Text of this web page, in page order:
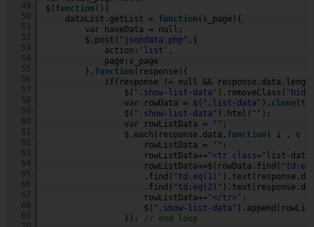
49
50
51
52
53
54
55
56
57
58
59
60
61
62
63
64
65
66
67
68
69
$( function (){
dataList.getList = function (s_page){
var
haveData = null;
$.post( "jsondata.php" ,{
action: 'list' ,
page:s_page
}, function (response){
if (response != null &&
$( ".show-list-data" ).removeClass(
var
rowData = $( ".list-data" ). clone
$( ".show-list-data" ).html( "" );
var
rowListData = "" ;
$.each(response.data, function ( i , v
rowListData =
"" ;
rowListData+="<tr class=" list-data
rowListData+=$(rowData.find(
.find( "td:eq(1)"
.find( "td:eq(2)"
rowListData+="</tr>" ;
$( ".show-list-data"
});
// end loop